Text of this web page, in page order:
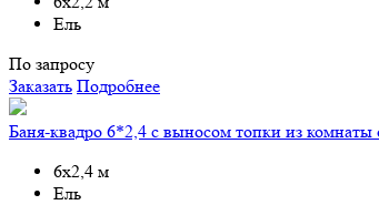
Ель
По запросу
Заказать Подробнее
Баня-квадро 6*2,4 с выносом топки из комнаты
6х2,4 м
Ель